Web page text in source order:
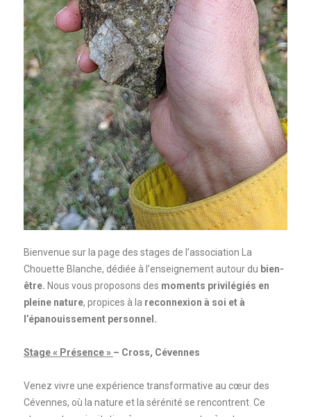
Bienvenue sur la page des stages de l’association La
Chouette Blanche, dédiée à l’enseignement autour du bien-
être. Nous vous proposons des moments privilégiés en
pleine nature, propices à la reconnexion à soi et à
l’épanouissement personnel.
Stage « Présence » – Cross, Cévennes
Venez vivre une expérience transformative au cœur des
Cévennes, où la nature et la sérénité se rencontrent. Ce